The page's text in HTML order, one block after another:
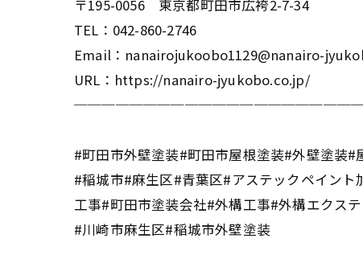
〒195-0056 東京都町田市広袴2-7-34
TEL：042-860-2746
Email：nanairojukoobo1129@nanairo-
URL：https://nanairo-jyukobo.co.jp/
#町田市外壁塗装#町田市屋根塗装#外壁塗装
#稲城市#麻生区#青葉区#アステックペイン
工事#町田市塗装会社#外構工事#外構エクス
#川崎市麻生区#稲城市外壁塗装